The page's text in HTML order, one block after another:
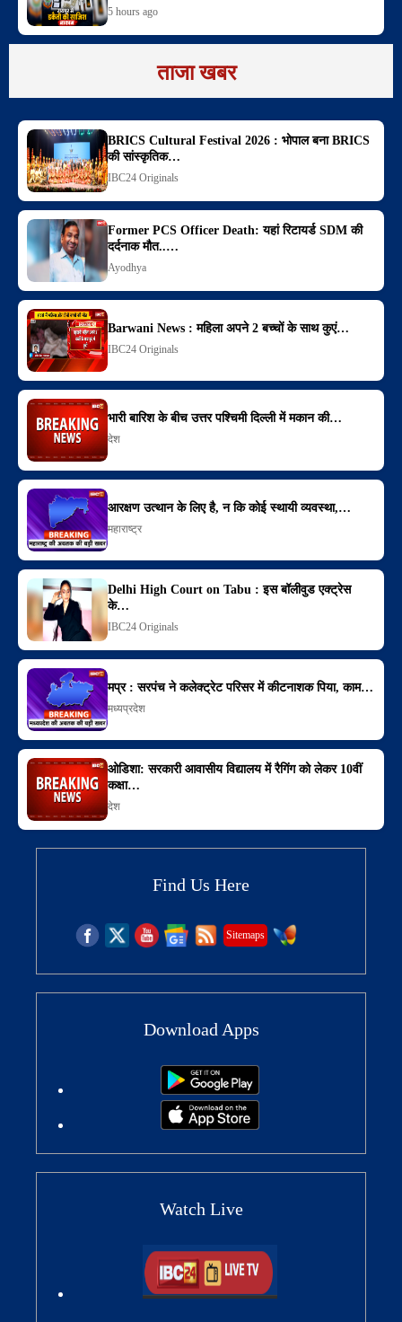
5 hours ago
ताजा खबर
BRICS Cultural Festival 2026 : भोपाल बना BRICS
की सांस्कृतिक…
IBC24 Originals
Former PCS Officer Death: यहां रिटायर्ड SDM की
दर्दनाक मौत..…
Ayodhya
Barwani News : महिला अपने 2 बच्चों के साथ कुएं…
IBC24 Originals
भारी बारिश के बीच उत्तर पश्चिमी दिल्ली में मकान की…
देश
आरक्षण उत्थान के लिए है, न कि कोई स्थायी व्यवस्था,…
महाराष्ट्र
Delhi High Court on Tabu : इस बॉलीवुड एक्ट्रेस
के…
IBC24 Originals
मप्र : सरपंच ने कलेक्ट्रेट परिसर में कीटनाशक पिया, काम…
मध्यप्रदेश
ओडिशा: सरकारी आवासीय विद्यालय में रैगिंग को लेकर 10वीं
कक्षा…
देश
Find Us Here
Sitemaps
Download Apps
Watch Live